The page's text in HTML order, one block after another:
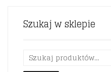
Szukaj w sklepie